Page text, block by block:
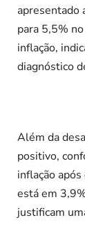
apresentado
para 5,5%
inflação,
diagnóstico
Além da
positivo,
inflação
está em
justificam